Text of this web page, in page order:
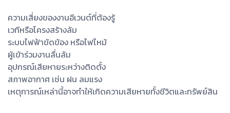
ความเสี่ยงของงานอีเวนต์ที่ต้องรู้
เวทีหรือโครงสร้างล้ม
ระบบไฟฟ้าขัดข้อง หรือไฟไหม้
ผู้เข้าร่วมงานลื่นล้ม
อุปกรณ์เสียหายระหว่างติดตั้ง
สภาพอากาศ เช่น ฝน ลมแรง
เหตุการณ์เหล่านี้อาจทำให้เกิดความเสียหายทั้งชีวิตและทรัพย์สิน